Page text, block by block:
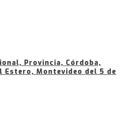
Provincia, Córdoba,
Estero, Montevideo del 5 de